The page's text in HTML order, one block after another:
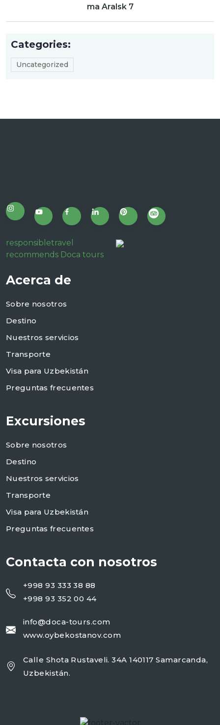
ma Aralsk 7
Categories:
Uncategorized
responsibletravel
recommends Doca tours
Acerca de
Sobre nosotros
Destino
Nuestros servicios
Transporte
Visa para Uzbekistán
Preguntas frecuentes
Excursiones
Sobre nosotros
Destino
Nuestros servicios
Transporte
Visa para Uzbekistán
Preguntas frecuentes
Contacta con nosotros
+998 93 333 38 88
+998 93 352 00 44
info@doca-tours.com
www.oybekostanov.com
Calle Shota Rustaveli. 34A 140117 Samarcanda,
Uzbekistán.